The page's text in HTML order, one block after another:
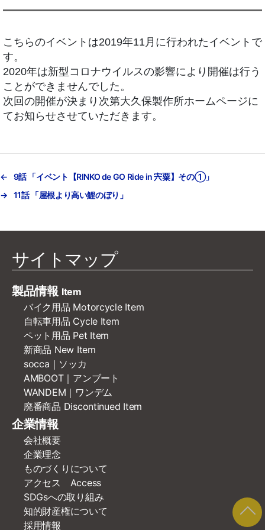
こちらのイベントは2019年11月に行われたイベントで
す。
2020年は新型コロナウイルスの影響により開催は行う
ことができませんでした。
次回の開催が決まり次第大久保製作所ホームページに
てお知らせさせていただきます。
←
9話 「イベント【RINKO de GO Ride in 宍粟】その①」
→
11話 「屋根より高い鯉のぼり」
サイトマップ
製品情報 Item
バイク用品 Motorcycle Item
自転車用品 Cycle Item
ペット用品 Pet Item
新商品 New Item
socca｜ソッカ
AMBOOT｜アンブート
WANDEM｜ワンデム
廃番商品 Discontinued Item
企業情報
会社概要
企業理念
ものづくりについて
アクセス Access
SDGsへの取り組み
知的財産権について
採用情報